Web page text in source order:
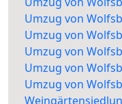
Umzug von
Umzug von
Umzug von
Umzug von
Umzug von